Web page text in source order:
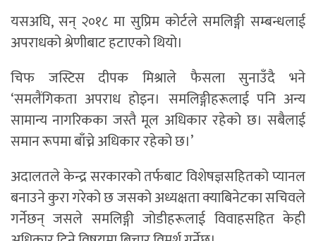
यसअघि, सन् २०१८ मा सुप्रिम कोर्टले समलिङ्गी सम्बन्धलाई
अपराधको श्रेणीबाट हटाएको थियो।
चिफ जस्टिस दीपक मिश्राले फैसला सुनाउँदै भने
‘समलैंगिकता अपराध होइन। समलिङ्गीहरूलाई पनि अन्य
सामान्य नागरिकका जस्तै मूल अधिकार रहेको छ। सबैलाई
समान रूपमा बाँच्ने अधिकार रहेको छ।’
अदालतले केन्द्र सरकारको तर्फबाट विशेषज्ञसहितको प्यानल
बनाउने कुरा गरेको छ जसको अध्यक्षता क्याबिनेटका सचिवले
गर्नेछन् जसले समलिङ्गी जोडीहरूलाई विवाहसहित केही